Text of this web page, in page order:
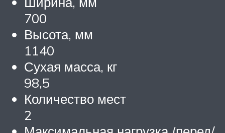
700
Высота, мм
1140
Сухая масса, кг
98,5
Количество мест
2